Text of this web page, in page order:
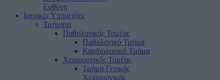
Ευθύνη
Ιατρικές Υπηρεσίες
Τμήματα
Παθολογικός Τομέας
Παθολογικό Τμήμα
Καρδιολογικό Τμήμα
Χειρουργικός Τομέας
Τμήμα Γενικής
Χειρουργικής